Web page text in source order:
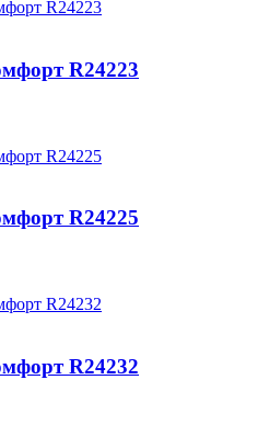
R24223
R24225
R24232